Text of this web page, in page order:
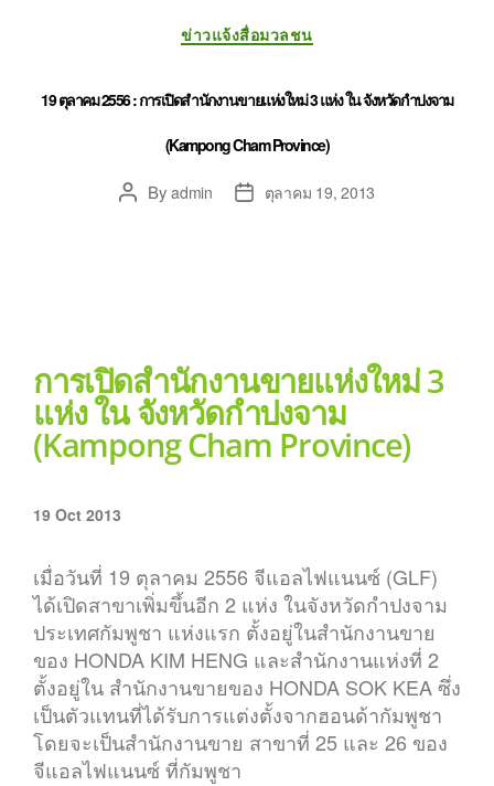
ข่าวแจ้งสื่อมวลชน
19 ตุลาคม 2556 : การเปิดสำนักงานขายแห่งใหม่ 3 แห่ง ใน จังหวัดกำปงจาม
(Kampong Cham Province)
Byadmin ตุลาคม 19, 2013
การเปิดสำนักงานขายแห่งใหม่ 3
แห่ง ใน จังหวัดกำปงจาม
(Kampong Cham Province)
19 Oct 2013
เมื่อวันที่ 19 ตุลาคม 2556 จีแอลไฟแนนซ์ (GLF)
ได้เปิดสาขาเพิ่มขึ้นอีก 2 แห่ง ในจังหวัดกำปงจาม
ประเทศกัมพูชา แห่งแรก ตั้งอยู่ในสำนักงานขาย
ของ HONDA KIM HENG และสำนักงานแห่งที่ 2
ตั้งอยู่ใน สำนักงานขายของ HONDA SOK KEA ซึ่ง
เป็นตัวแทนที่ได้รับการแต่งตั้งจากฮอนด้ากัมพูชา
โดยจะเป็นสำนักงานขาย สาขาที่ 25 และ 26 ของ
จีแอลไฟแนนซ์ ที่กัมพูชา